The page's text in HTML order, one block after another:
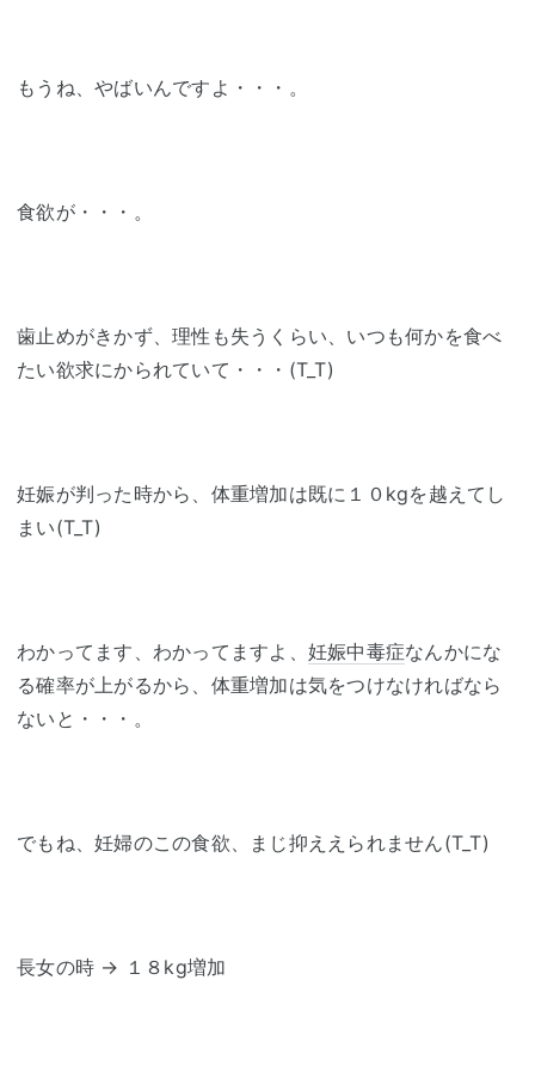
もうね、やばいんですよ・・・。
食欲が・・・。
歯止めがきかず、理性も失うくらい、いつも何かを食べ
たい欲求にかられていて・・・(T_T)
妊娠が判った時から、体重増加は既に１０kgを越えてし
まい(T_T)
わかってます、わかってますよ、 妊娠中毒症なんかにな
る確率が上がるから、体重増加は気をつけなければなら
ないと・・・。
でもね、妊婦のこの食欲、まじ抑ええられません(T_T)
長女の時 → １８kg増加